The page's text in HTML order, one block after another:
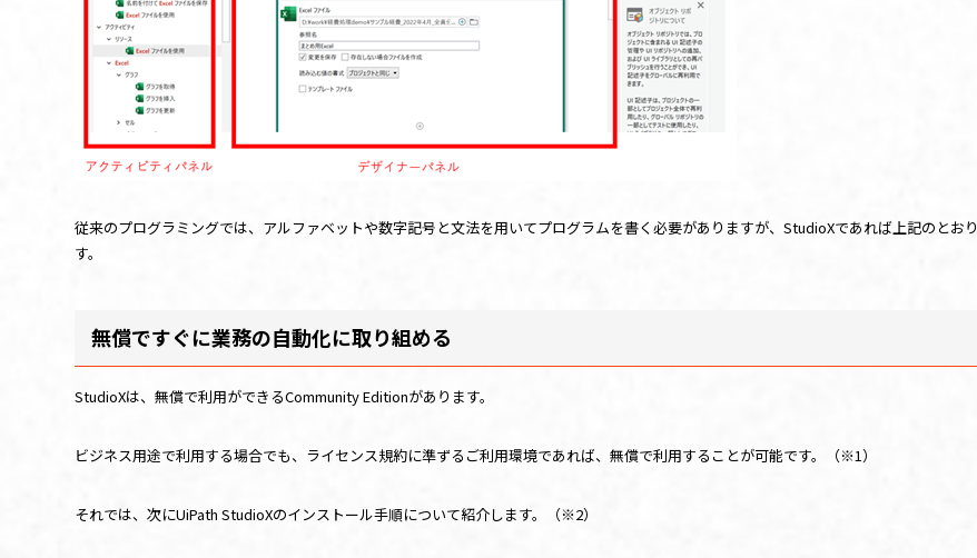
従来のプログラミングでは、アルファベットや数字記号と文法を用いてプログラムを書く必要がありますが、StudioXであれば上記のとおり
す。
無償ですぐに業務の自動化に取り組める
StudioXは、無償で利用ができるCommunity Editionがあります。
ビジネス用途で利用する場合でも、ライセンス規約に準ずるご利用環境であれば、無償で利用することが可能です。（※1）
それでは、次にUiPath StudioXのインストール手順について紹介します。（※2）